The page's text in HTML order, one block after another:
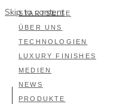
Skip to content
STARTSEITE
ÜBER UNS
TECHNOLOGIEN
LUXURY FINISHES
MEDIEN
NEWS
PRODUKTE